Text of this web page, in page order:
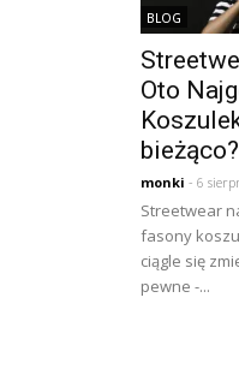
BLOG
Oto
bieżąco?
monki - 6
Streetwear
fasony
ciągle się
pewne -...